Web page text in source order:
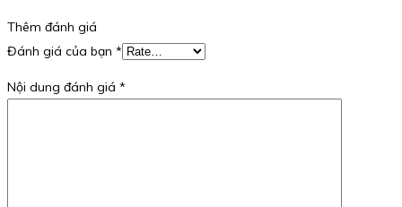
Thêm đánh giá
Đánh giá của bạn *
Nội dung đánh giá *